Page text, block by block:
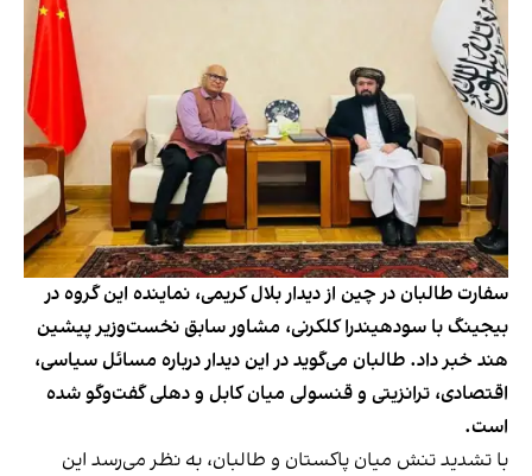
سفارت طالبان در چین از دیدار بلال کریمی، نماینده این گروه در
بیجینگ با سودهیندرا کلکرنی، مشاور سابق نخست‌وزیر پیشین
هند خبر داد. طالبان می‌گوید در این دیدار درباره ‌مسائل سیاسی،
اقتصادی، ترانزیتی و قنسولی میان کابل و دهلی گفت‌وگو شده
است.
با تشدید تنش‌ میان پاکستان و طالبان، به نظر می‌رسد این